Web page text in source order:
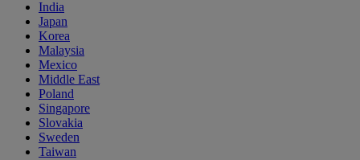
India
Japan
Korea
Malaysia
Mexico
Middle East
Poland
Singapore
Slovakia
Sweden
Taiwan